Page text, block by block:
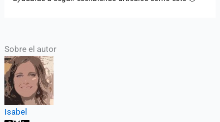
Sobre el autor
Isabel